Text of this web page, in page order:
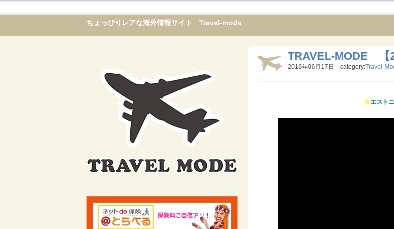
ちょっぴりレアな海外情報サイト Travel-mode
TRAVEL-MODE 【
2016年06月17日 category:Travel-
★エスト